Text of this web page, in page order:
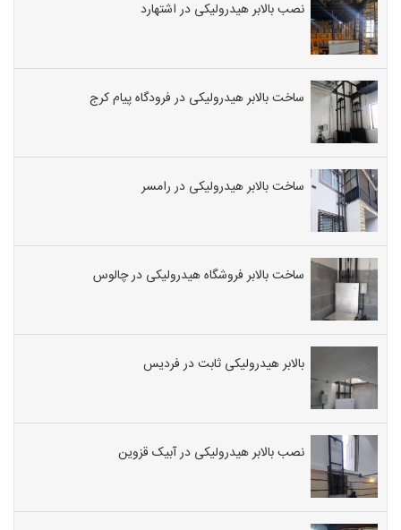
نصب بالابر هیدرولیکی در اشتهارد
ساخت بالابر هیدرولیکی در فرودگاه پیام کرج
ساخت بالابر هیدرولیکی در رامسر
ساخت بالابر فروشگاه هیدرولیکی در چالوس
بالابر هیدرولیکی ثابت در فردیس
نصب بالابر هیدرولیکی در آبیک قزوین